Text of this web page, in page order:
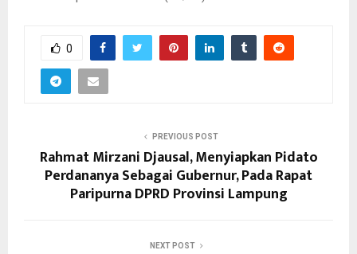
0
PREVIOUS POST
Rahmat Mirzani Djausal, Menyiapkan Pidato
Perdananya Sebagai Gubernur, Pada Rapat
Paripurna DPRD Provinsi Lampung
NEXT POST